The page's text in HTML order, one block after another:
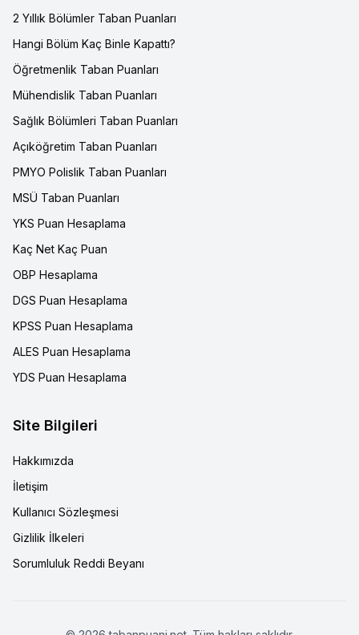
2 Yıllık Bölümler Taban Puanları
Hangi Bölüm Kaç Binle Kapattı?
Öğretmenlik Taban Puanları
Mühendislik Taban Puanları
Sağlık Bölümleri Taban Puanları
Açıköğretim Taban Puanları
PMYO Polislik Taban Puanları
MSÜ Taban Puanları
YKS Puan Hesaplama
Kaç Net Kaç Puan
OBP Hesaplama
DGS Puan Hesaplama
KPSS Puan Hesaplama
ALES Puan Hesaplama
YDS Puan Hesaplama
Site Bilgileri
Hakkımızda
İletişim
Kullanıcı Sözleşmesi
Gizlilik İlkeleri
Sorumluluk Reddi Beyanı